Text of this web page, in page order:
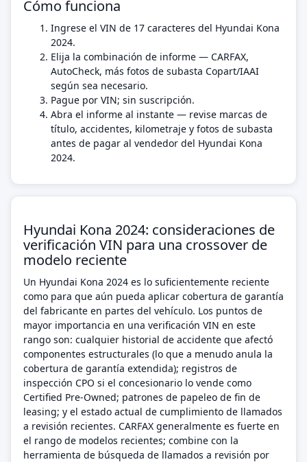
Cómo funciona
Ingrese el VIN de 17 caracteres del Hyundai Kona
2024.
Elija la combinación de informe — CARFAX,
AutoCheck, más fotos de subasta Copart/IAAI
según sea necesario.
Pague por VIN; sin suscripción.
Abra el informe al instante — revise marcas de
título, accidentes, kilometraje y fotos de subasta
antes de pagar al vendedor del Hyundai Kona
2024.
Hyundai Kona 2024: consideraciones de
verificación VIN para una crossover de
modelo reciente
Un Hyundai Kona 2024 es lo suficientemente reciente
como para que aún pueda aplicar cobertura de garantía
del fabricante en partes del vehículo. Los puntos de
mayor importancia en una verificación VIN en este
rango son: cualquier historial de accidente que afectó
componentes estructurales (lo que a menudo anula la
cobertura de garantía extendida); registros de
inspección CPO si el concesionario lo vende como
Certified Pre-Owned; patrones de papeleo de fin de
leasing; y el estado actual de cumplimiento de llamados
a revisión recientes. CARFAX generalmente es fuerte en
el rango de modelos recientes; combine con la
herramienta de búsqueda de llamados a revisión por